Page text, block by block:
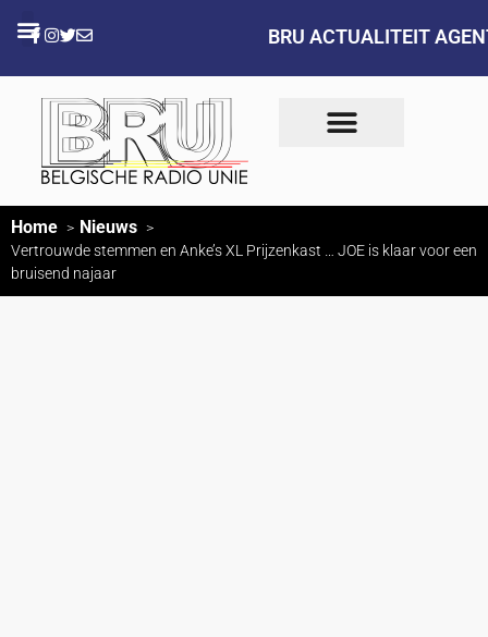
BRU ACTUALITEIT
Home Nieuws
Vertrouwde stemmen en Anke’s XL Prijzenkast … JOE is klaar voor een
bruisend najaar